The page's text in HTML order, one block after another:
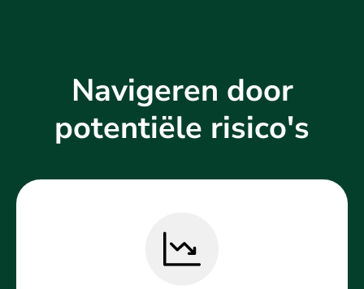
Navigeren door
potentiële risico's